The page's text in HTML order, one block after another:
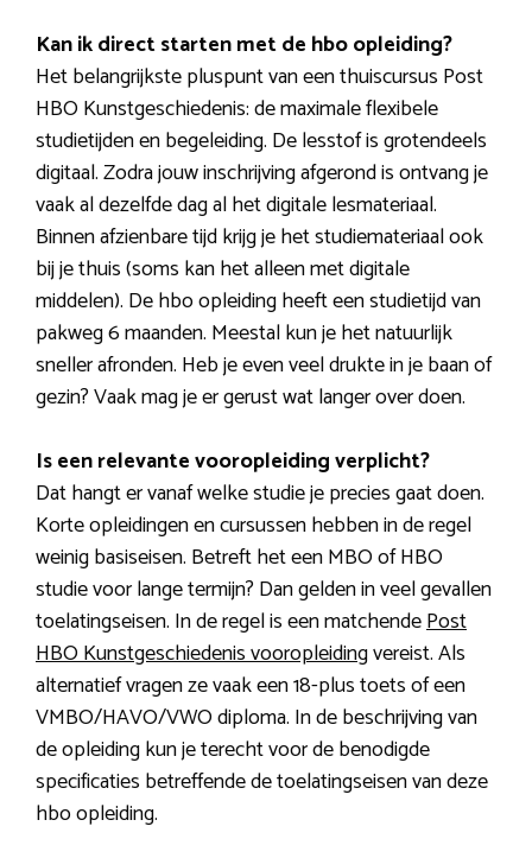
Kan ik direct starten met de hbo opleiding?
Het belangrijkste pluspunt van een thuiscursus Post
HBO Kunstgeschiedenis: de maximale flexibele
studietijden en begeleiding. De lesstof is grotendeels
digitaal. Zodra jouw inschrijving afgerond is ontvang je
vaak al dezelfde dag al het digitale lesmateriaal.
Binnen afzienbare tijd krijg je het studiemateriaal ook
bij je thuis (soms kan het alleen met digitale
middelen). De hbo opleiding heeft een studietijd van
pakweg 6 maanden. Meestal kun je het natuurlijk
sneller afronden. Heb je even veel drukte in je baan of
gezin? Vaak mag je er gerust wat langer over doen.
Is een relevante vooropleiding verplicht?
Dat hangt er vanaf welke studie je precies gaat doen.
Korte opleidingen en cursussen hebben in de regel
weinig basiseisen. Betreft het een MBO of HBO
studie voor lange termijn? Dan gelden in veel gevallen
toelatingseisen. In de regel is een matchendePost
HBO Kunstgeschiedenis vooropleidingvereist. Als
alternatief vragen ze vaak een 18-plus toets of een
VMBO/HAVO/VWO diploma. In de beschrijving van
de opleiding kun je terecht voor de benodigde
specificaties betreffende de toelatingseisen van deze
hbo opleiding.